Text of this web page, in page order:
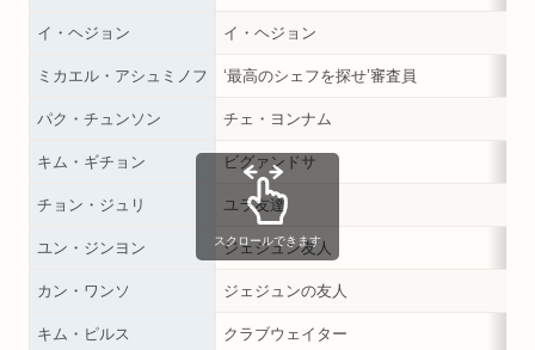
イ・ヘジョン イ・ヘジョン
ミカエル・アシュミノフ ‘最高のシェフを探せ’審査員
パク・チュンソン チェ・ヨンナム
キム・ギチョン ビグァンドサ
チョン・ジュリ ユラ友達
ユン・ジンヨン ジェジュン友人
カン・ワンソ ジェジュンの友人
キム・ピルス クラブウェイター
スクロールできます